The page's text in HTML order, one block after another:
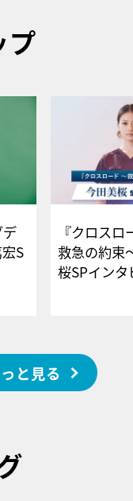
プ
デ
S
『クロス
救急の約束
桜SPイ
と見る